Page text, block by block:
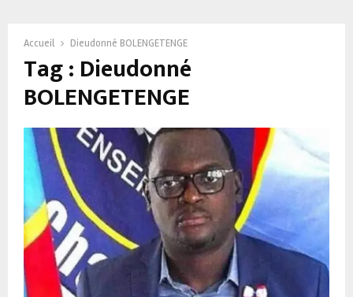
Accueil Dieudonné BOLENGETENGE
Tag : Dieudonné
BOLENGETENGE